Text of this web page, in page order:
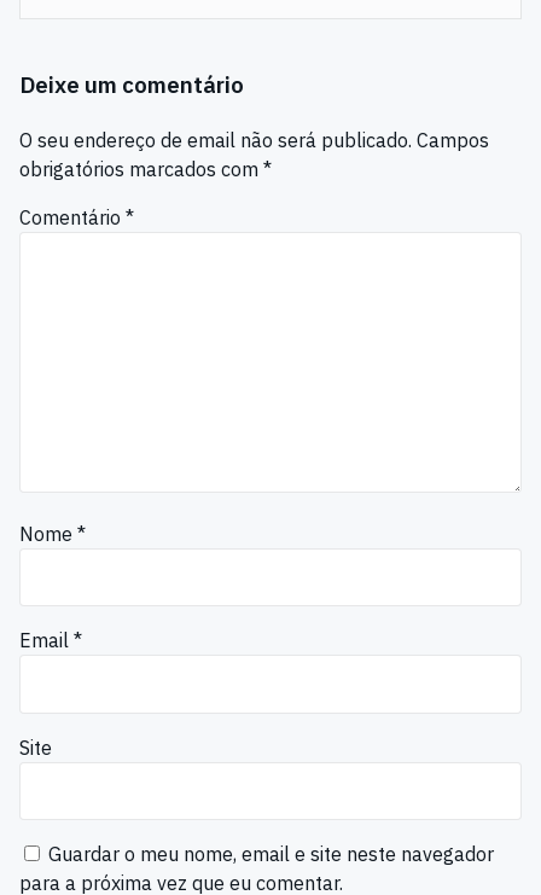
Deixe um comentário
O seu endereço de email não será publicado. Campos
obrigatórios marcados com *
Comentário *
Nome *
Email *
Site
Guardar o meu nome, email e site neste navegador
para a próxima vez que eu comentar.